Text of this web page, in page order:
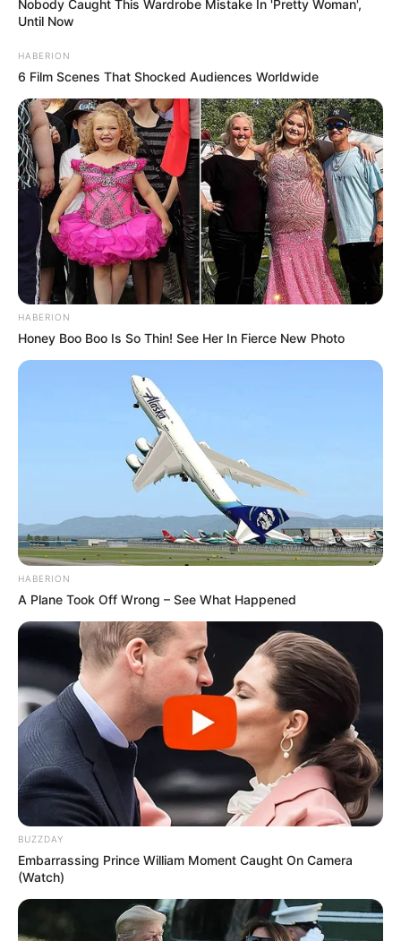
Nobody Caught This Wardrobe Mistake In 'Pretty Woman',
Until Now
HABERION
6 Film Scenes That Shocked Audiences Worldwide
HABERION
Honey Boo Boo Is So Thin! See Her In Fierce New Photo
HABERION
A Plane Took Off Wrong – See What Happened
BUZZDAY
Embarrassing Prince William Moment Caught On Camera
(Watch)